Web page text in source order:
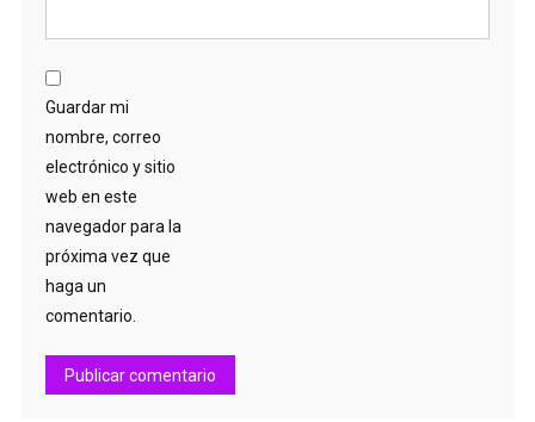
Guardar mi
nombre, correo
electrónico y sitio
web en este
navegador para la
próxima vez que
haga un
comentario.